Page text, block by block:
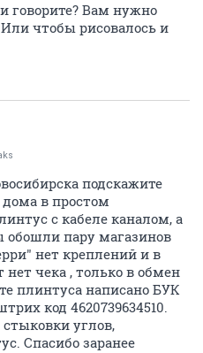
говорите? Вам нужно
Или чтобы рисовалось и
подскажите
в простом
с кабеле каналом, а
обошли пару магазинов
нет креплений и в
нет чека , только в обмен
плинтуса написано БУК
код 4620739634510.
углов,
Спасибо заранее